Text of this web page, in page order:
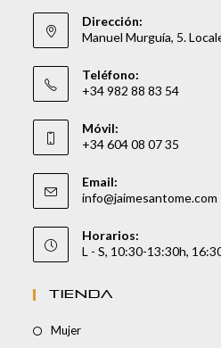
Dirección:
Manuel Murguía, 5.
Teléfono:
+34 982 88 83 54
Móvil:
+34 604 08 07 35
Email:
info@jaimesantome.com
Horarios:
L - S, 10:30-13:30h,
TIENDA
Mujer